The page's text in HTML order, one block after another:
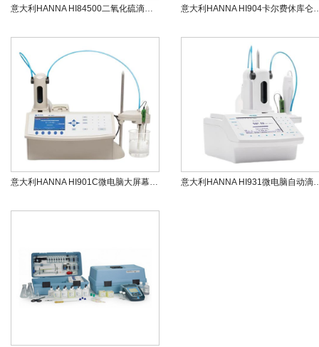
意大利HANNA HI84500二氧化硫滴定•氧化还原测定仪 意大利HANNA HI904卡
意大利HANNA HI901C微电脑大屏幕彩屏自动滴定分析仪 意大利HANNA